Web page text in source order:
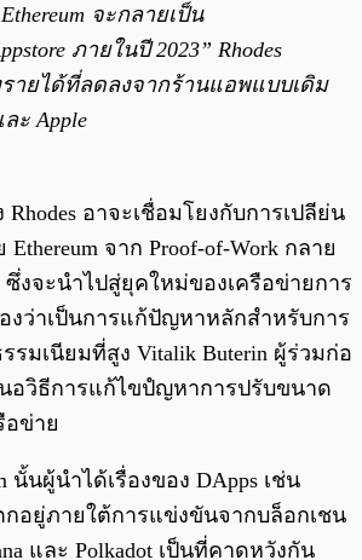
จะกลายเป็น
ภายในปี 2023” Rhodes
ายได้ที่ลดลงจากร้านแอพแบบเดิม
ะ Apple
อาจะเชื่อมโยงกับการเปลีย่น
จาก Proof-of-Work กลาย
ซึ่งจะนำไปสู่ยุคใหม่ของเครือข่ายการ
งว่าเป็นการแก้ปัญหาหลักสำหรับการ
รมเนียมที่สูง Vitalik Buterin ผู้ร่วมก่อ
นอวิธีการแก้ไขปํญหาการปรับขนาด
อข่าย
นั้นผู้นำได้เรื่องของ DApps เช่น
กอยู่ภายใต้การแข่งขันจากบล็อกเชน
และ Polkadot เป็นที่คาดหวังกัน